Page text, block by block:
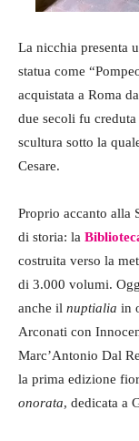
La nicchia presenta
statua come
acquistata a Roma
due secoli fu
scultura sotto la
Cesare.
Proprio accanto alla
di storia: la
costruita verso la
di 3.000 volumi.
anche il nuptialia in
Arconati con
Marc’Antonio Dal
la prima edizione
onorata, dedicata a